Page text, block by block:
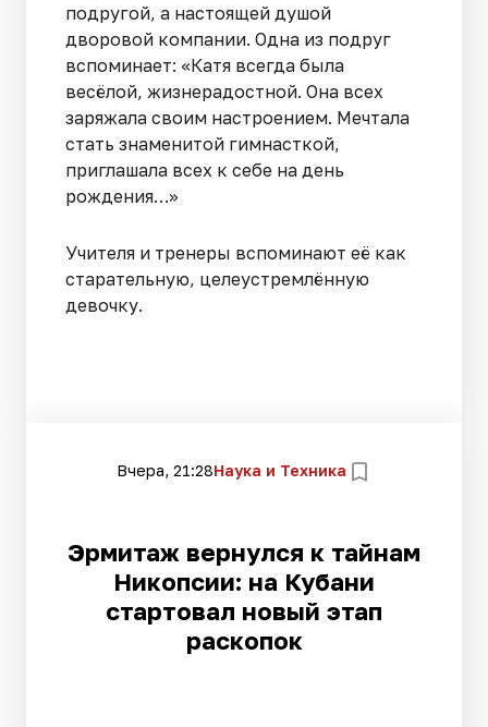
подругой, а настоящей душой
дворовой компании. Одна из подруг
вспоминает: «Катя всегда была
весёлой, жизнерадостной. Она всех
заряжала своим настроением. Мечтала
стать знаменитой гимнасткой,
приглашала всех к себе на день
рождения…»
Учителя и тренеры вспоминают её как
старательную, целеустремлённую
девочку.
Вчера, 21:28Наука и Техника
Эрмитаж вернулся к тайнам
Никопсии: на Кубани
стартовал новый этап
раскопок